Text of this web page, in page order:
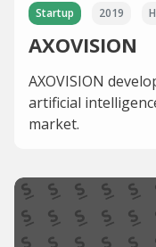
Startup 2019
AXOVISION
AXOVISION
artificial
market.